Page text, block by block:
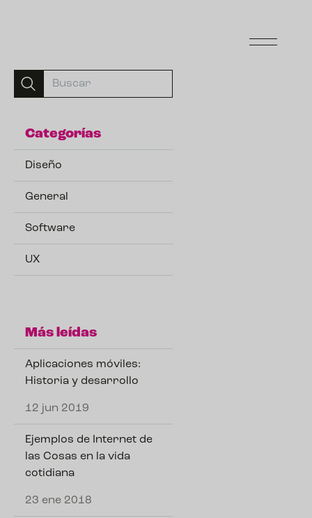
Categorías
Diseño
General
Software
UX
Más leídas
Aplicaciones móviles:
Historia y desarrollo
12 jun 2019
Ejemplos de Internet de
las Cosas en la vida
cotidiana
23 ene 2018